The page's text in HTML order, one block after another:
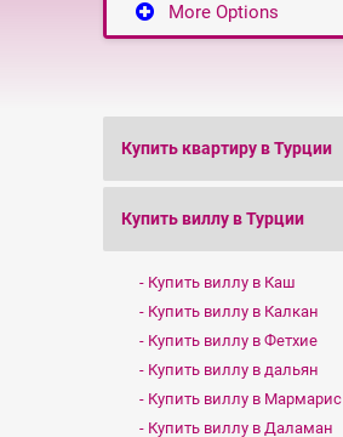
More Options
Купить квартиру в Турции
Купить виллу в Турции
Купить виллу в Каш
Купить виллу в Калкан
Купить виллу в Фетхие
Купить виллу в дальян
Купить виллу в Мармарис
Купить виллу в Даламан